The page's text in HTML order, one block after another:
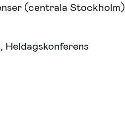
(centrala Stockholm)